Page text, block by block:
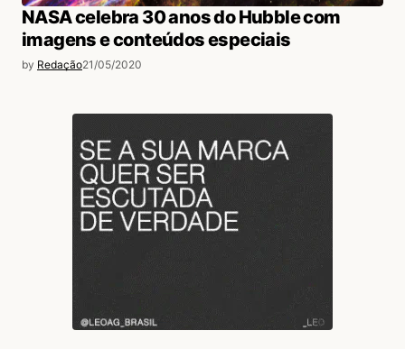
NASA celebra 30 anos do Hubble com
imagens e conteúdos especiais
by Redação21/05/2020